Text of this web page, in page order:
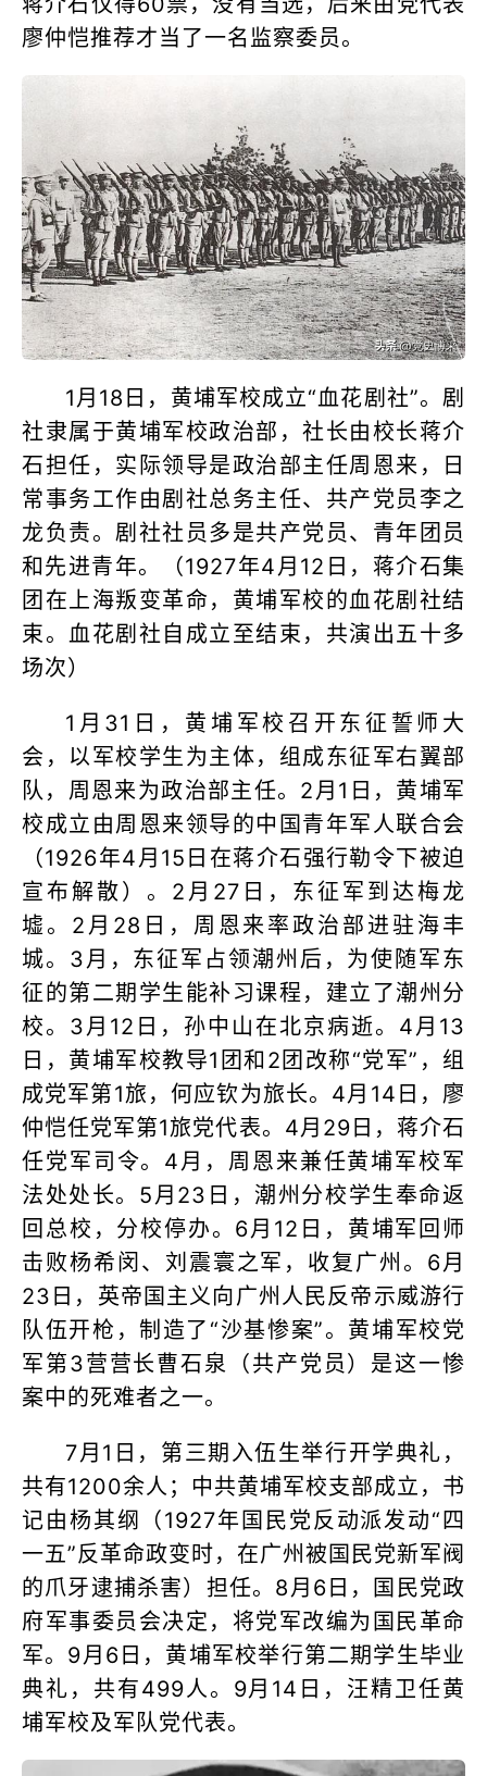
廖仲恺推荐才当了一名监察委员。
1月18日，黄埔军校成立“血花剧社”。剧
社隶属于黄埔军校政治部，社长由校长蒋介
石担任，实际领导是政治部主任周恩来，日
常事务工作由剧社总务主任、共产党员李之
龙负责。剧社社员多是共产党员、青年团员
和先进青年。（1927年4月12日，蒋介石集
团在上海叛变革命，黄埔军校的血花剧社结
束。血花剧社自成立至结束，共演出五十多
场次）
1月31日，黄埔军校召开东征誓师大
会，以军校学生为主体，组成东征军右翼部
队，周恩来为政治部主任。2月1日，黄埔军
校成立由周恩来领导的中国青年军人联合会
（1926年4月15日在蒋介石强行勒令下被迫
宣布解散）。2月27日，东征军到达梅龙
墟。2月28日，周恩来率政治部进驻海丰
城。3月，东征军占领潮州后，为使随军东
征的第二期学生能补习课程，建立了潮州分
校。3月12日，孙中山在北京病逝。4月13
日，黄埔军校教导1团和2团改称“党军”，组
成党军第1旅，何应钦为旅长。4月14日，廖
仲恺任党军第1旅党代表。4月29日，蒋介石
任党军司令。4月，周恩来兼任黄埔军校军
法处处长。5月23日，潮州分校学生奉命返
回总校，分校停办。6月12日，黄埔军回师
击败杨希闵、刘震寰之军，收复广州。6月
23日，英帝国主义向广州人民反帝示威游行
队伍开枪，制造了“沙基惨案”。黄埔军校党
军第3营营长曹石泉（共产党员）是这一惨
案中的死难者之一。
7月1日，第三期入伍生举行开学典礼，
共有1200余人；中共黄埔军校支部成立，书
记由杨其纲（1927年国民党反动派发动“四
一五”反革命政变时，在广州被国民党新军阀
的爪牙逮捕杀害）担任。8月6日，国民党政
府军事委员会决定，将党军改编为国民革命
军。9月6日，黄埔军校举行第二期学生毕业
典礼，共有499人。9月14日，汪精卫任黄
埔军校及军队党代表。